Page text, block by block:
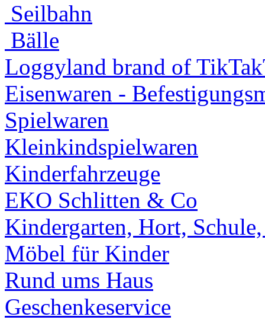
Seilbahn
Bälle
Loggyland brand of
Eisenwaren -
Spielwaren
Kleinkindspielwaren
Kinderfahrzeuge
EKO Schlitten & Co
Kindergarten, Hort,
Möbel für Kinder
Rund ums Haus
Geschenkeservice